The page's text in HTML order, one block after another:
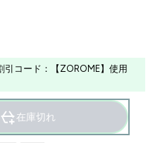
コード：【ZOROME】使用
在庫切れ